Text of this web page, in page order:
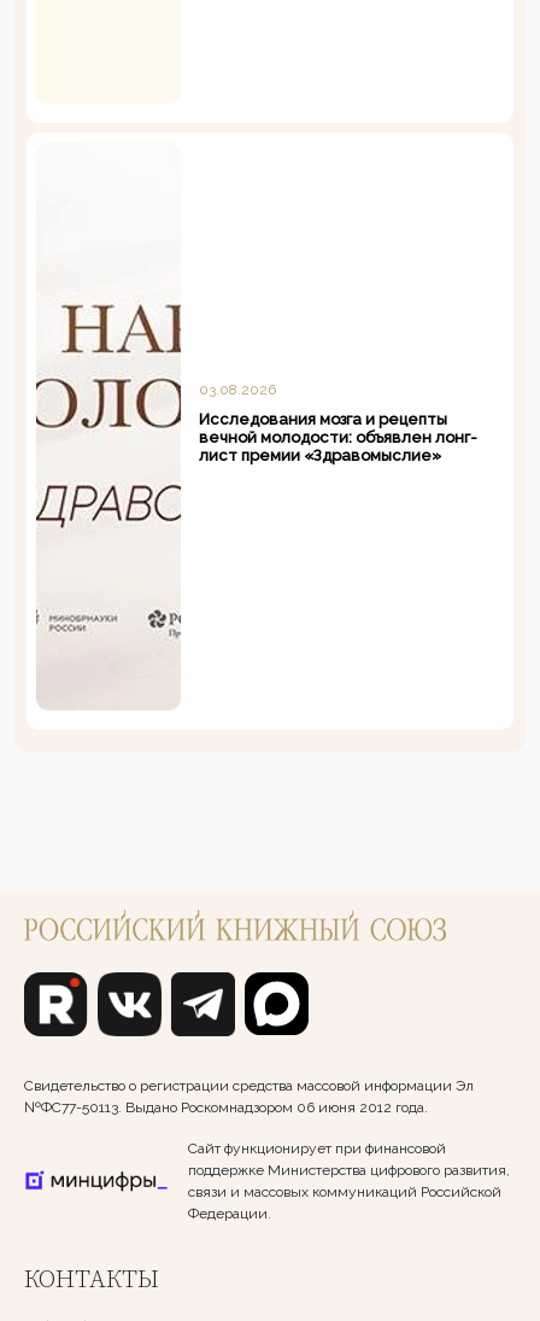
03.08.2026
Исследования мозга и рецепты
вечной молодости: объявлен лонг-
лист премии «Здравомыслие»
Свидетельство о регистрации средства массовой информации Эл
№ФС77-50113. Выдано Роскомнадзором 06 июня 2012 года.
Сайт функционирует при финансовой
поддержке Министерства цифрового развития,
связи и массовых коммуникаций Российской
Федерации.
КОНТАКТЫ